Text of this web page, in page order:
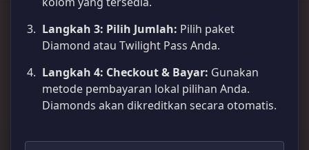
Langkah 3: Pilih Jumlah: Pilih paket
Diamond atau Twilight Pass Anda.
Langkah 4: Checkout & Bayar: Gunakan
metode pembayaran lokal pilihan Anda.
Diamonds akan dikreditkan secara otomatis.